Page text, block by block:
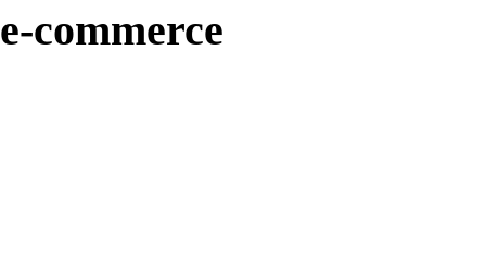
e-commerce